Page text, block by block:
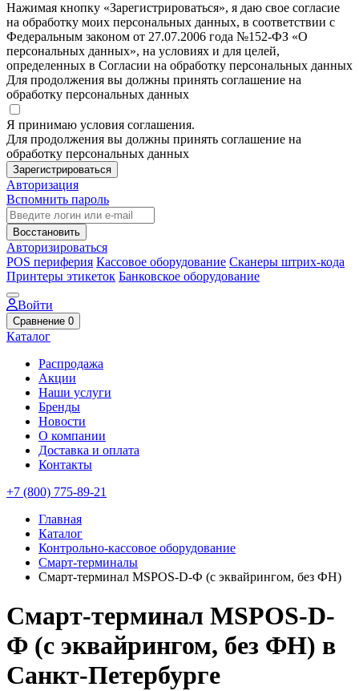
Нажимая кнопку «Зарегистрироваться», я даю свое согласие
на обработку моих персональных данных, в соответствии с
Федеральным законом от 27.07.2006 года №152-ФЗ «О
персональных данных», на условиях и для целей,
определенных в Согласии на обработку персональных данных
Для продолжения вы должны принять соглашение на
обработку персональных данных
Я принимаю условия соглашения.
Для продолжения вы должны принять соглашение на
обработку персональных данных
Зарегистрироваться
Авторизация
Вспомнить пароль
Восстановить
Авторизироваться
POS периферия Кассовое оборудование Сканеры штрих-кода
Принтеры этикеток Банковское оборудование
Войти
Сравнение 0
Каталог
Распродажа
Акции
Наши услуги
Бренды
Новости
О компании
Доставка и оплата
Контакты
+7 (800) 775-89-21
Главная
Каталог
Контрольно-кассовое оборудование
Смарт-терминалы
Смарт-терминал MSPOS-D-Ф (с эквайрингом, без ФН)
Смарт-терминал MSPOS-D-
Ф (с эквайрингом, без ФН) в
Санкт-Петербурге